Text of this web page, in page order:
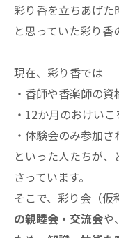
彩り香を立ちあげた
と思っていた彩り香
現在、彩り香では
・香師や香楽師の
・12か月のおけい
・体験会のみ参加さ
といった人たちが
さっています。
そこで、彩り会（仮
の親睦会・交流会や